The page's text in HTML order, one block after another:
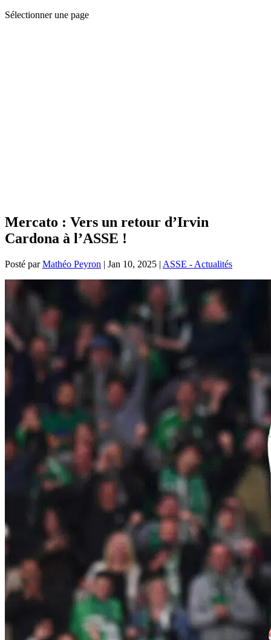
Sélectionner une page
Mercato : Vers un retour d’Irvin
Cardona à l’ASSE !
Posté parMathéo Peyron | Jan 10, 2025 | ASSE - Actualités